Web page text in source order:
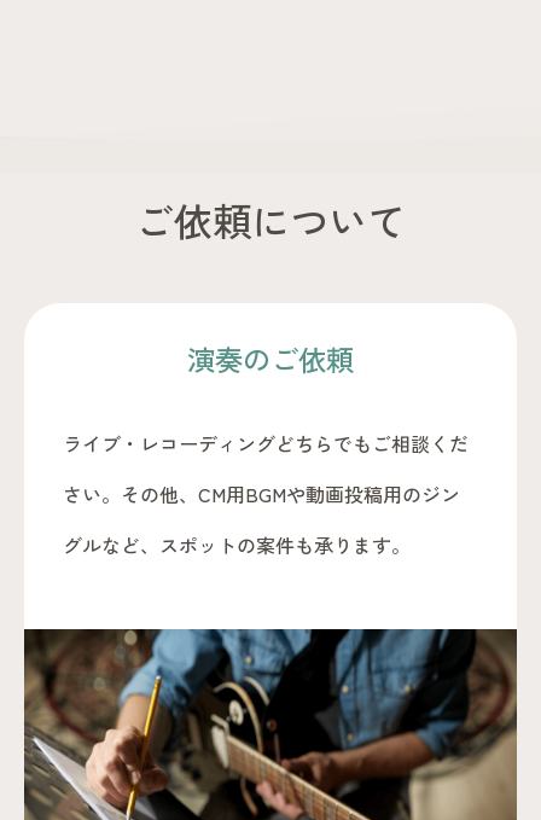
ご依頼について
演奏のご依頼
ライブ・レコーディングどちらでもご相談くだ
さい。その他、CM用BGMや動画投稿用のジン
グルなど、スポットの案件も承ります。